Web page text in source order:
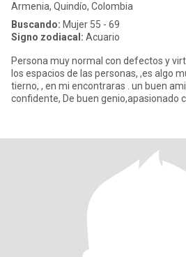
Armenia, Quindío, Colombia
Buscando: Mujer 55 - 69
Signo zodiacal: Acuario
Persona muy normal con defectos y virtudes,no celoso ,respetó
los espacios de las personas, ,es algo muy
tierno, , en mi encontraras . un buen amigo incondicional
confidente, De buen